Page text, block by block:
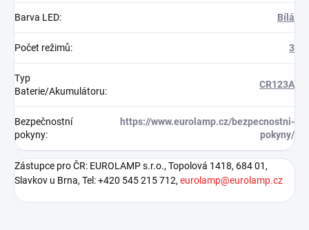
Barva LED: Bílá
Počet režimů: 3
Typ
Baterie/Akumulátoru:
CR123A
Bezpečnostní
pokyny:
https://www.eurolamp.cz/bezpecnostni-
pokyny/
Zástupce pro ČR: EUROLAMP s.r.o., Topolová 1418, 684 01,
Slavkov u Brna, Tel: +420 545 215 712, eurolamp@eurolamp.cz